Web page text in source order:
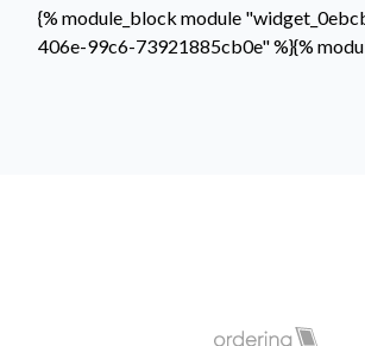
{% module_block module
406e-99c6-73921885cb0e" %}{%